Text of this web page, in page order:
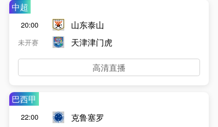
中超
20:00
未开赛
山东泰山
天津津门虎
高清直播
巴西甲
22:00
克鲁塞罗